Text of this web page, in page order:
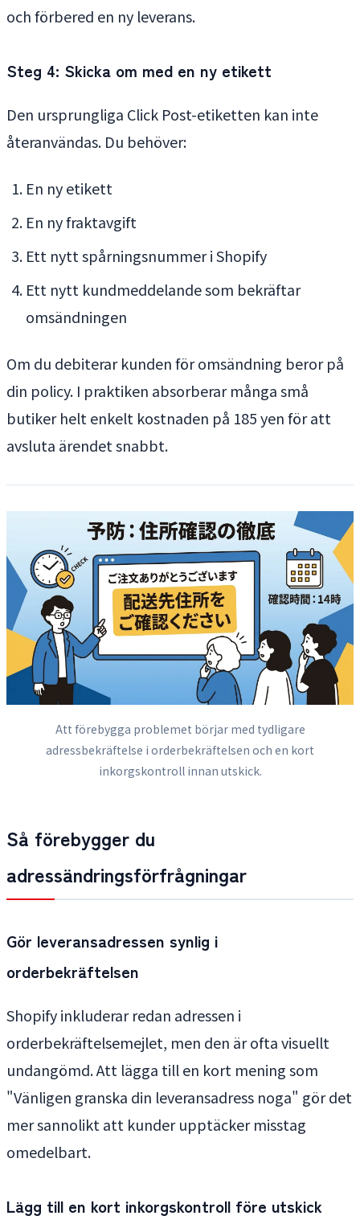
och förbered en ny leverans.
Steg 4: Skicka om med en ny etikett
Den ursprungliga Click Post-etiketten kan inte
återanvändas. Du behöver:
En ny etikett
En ny fraktavgift
Ett nytt spårningsnummer i Shopify
Ett nytt kundmeddelande som bekräftar
omsändningen
Om du debiterar kunden för omsändning beror på
din policy. I praktiken absorberar många små
butiker helt enkelt kostnaden på 185 yen för att
avsluta ärendet snabbt.
Att förebygga problemet börjar med tydligare
adressbekräftelse i orderbekräftelsen och en kort
inkorgskontroll innan utskick.
Så förebygger du
adressändringsförfrågningar
Gör leveransadressen synlig i
orderbekräftelsen
Shopify inkluderar redan adressen i
orderbekräftelsemejlet, men den är ofta visuellt
undangömd. Att lägga till en kort mening som
"Vänligen granska din leveransadress noga" gör det
mer sannolikt att kunder upptäcker misstag
omedelbart.
Lägg till en kort inkorgskontroll före utskick